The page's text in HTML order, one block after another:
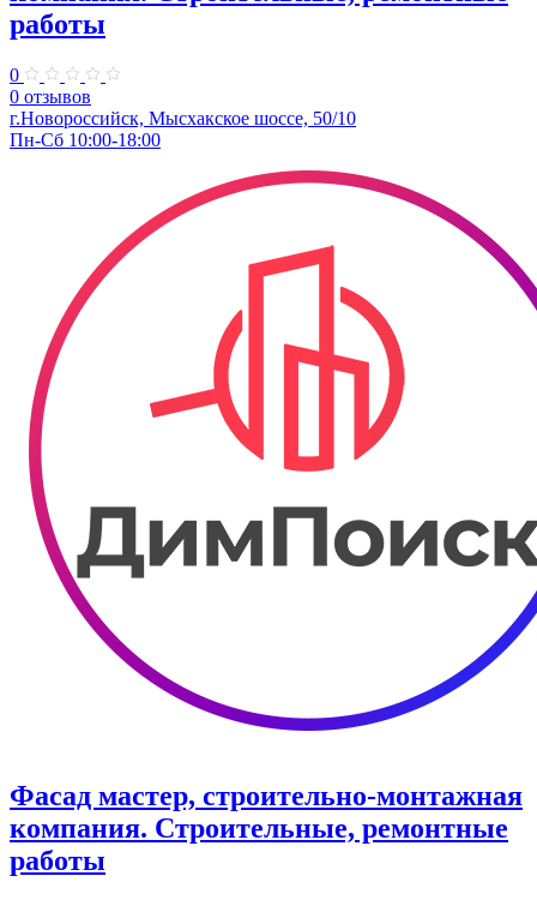
работы
0
0 отзывов
г.Новороссийск, Мысхакское шоссе, 50/10
Пн-Сб 10:00-18:00
Фасад мастер, строительно-монтажная
компания. Строительные, ремонтные
работы